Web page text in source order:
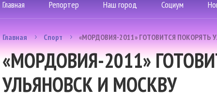
Главная Репортер Наш город Социум
Главная Спорт «МОРДОВИЯ-2011» ГОТОВИТСЯ ПОКОРЯТЬ
«МОРДОВИЯ-2011»
УЛЬЯНОВСК И МОСКВУ